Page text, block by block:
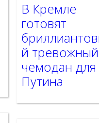
В Кремле
готовят
й тревожный
чемодан для
Путина